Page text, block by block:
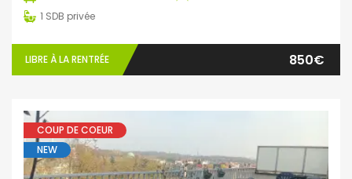
1 SDB privée
LIBRE À LA RENTRÉE 850€
COUP DE COEUR
NEW